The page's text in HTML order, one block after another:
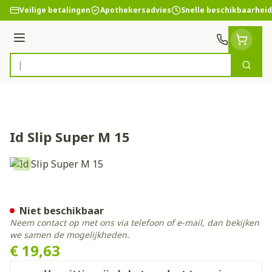
Ga naar de inhoud
Veilige betalingen Apothekersadvies Snelle beschikbaarheid
Menu
Product, merk, categorie...
Zoek
Id Slip Super M 15
€ 19,63
Niet beschikbaar
Neem contact op met ons via telefoon of e-mail, dan bekijken
we samen de mogelijkheden.